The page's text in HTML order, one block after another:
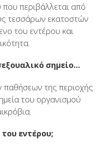
που περιβάλλεται από
τεσσάρων εκατοστών
του εντέρου και
σημείο…
της περιοχής
του οργανισμού
του εντέρου;